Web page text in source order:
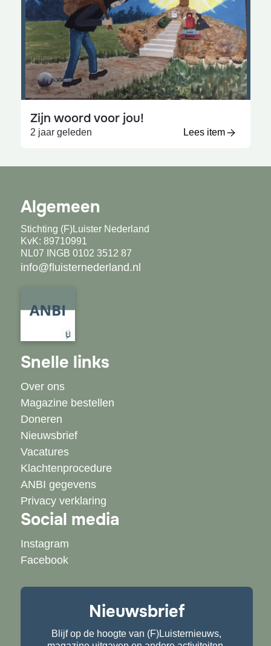
Zijn woord voor jou!
2 jaar geleden Lees item
Algemeen
Stichting (F)Luister Nederland
KvK: 89710991
NL07 INGB 0102 3512 87
info@fluisternederland.nl
Snelle links
Over ons
Magazine bestellen
Doneren
Nieuwsbrief
Vacatures
Klachtenprocedure
ANBI gegevens
Privacy verklaring
Social media
Instagram
Facebook
Nieuwsbrief
Blijf op de hoogte van (F)Luisternieuws,